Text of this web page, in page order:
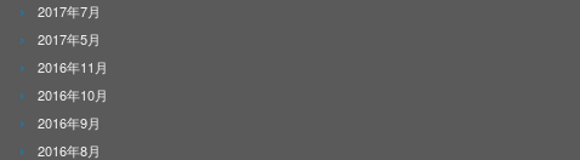
2017年7月
2017年5月
2016年11月
2016年10月
2016年9月
2016年8月